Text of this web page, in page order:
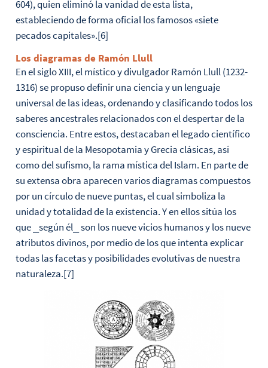
604), quien eliminó la vanidad de esta lista,
estableciendo de forma oficial los famosos «siete
pecados capitales».[6]
Los diagramas de Ramón Llull
En el siglo XIII, el místico y divulgador Ramón Llull (1232-
1316) se propuso definir una ciencia y un lenguaje
universal de las ideas, ordenando y clasificando todos los
saberes ancestrales relacionados con el despertar de la
consciencia. Entre estos, destacaban el legado científico
y espiritual de la Mesopotamia y Grecia clásicas, así
como del sufismo, la rama mística del Islam. En parte de
su extensa obra aparecen varios diagramas compuestos
por un círculo de nueve puntas, el cual simboliza la
unidad y totalidad de la existencia. Y en ellos sitúa los
que ⎯según él⎯ son los nueve vicios humanos y los nueve
atributos divinos, por medio de los que intenta explicar
todas las facetas y posibilidades evolutivas de nuestra
naturaleza.[7]